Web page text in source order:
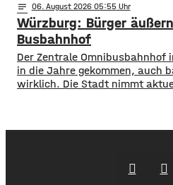
​Mit einem neuen Antrag fordern
Wasser-Notfallplan für
dabei kurzfristige und
So sollen unter anderem
notes 06. August 2026 05:55
Würzburg: Bürger
Busbahnhof
Der Zentrale Omnibusbahnhof
in die Jahre gekommen, auch
wirklich. Die Stadt nimmt